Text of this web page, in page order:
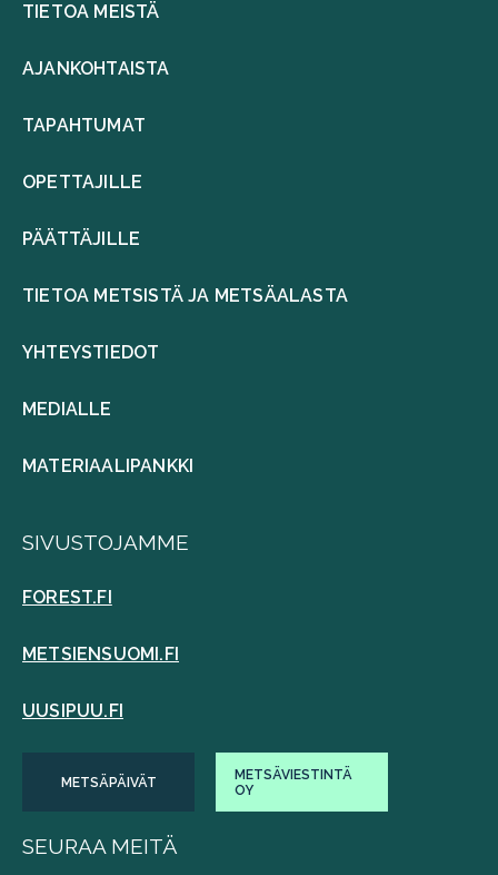
TIETOA MEISTÄ
AJANKOHTAISTA
TAPAHTUMAT
OPETTAJILLE
PÄÄTTÄJILLE
TIETOA METSISTÄ JA METSÄALASTA
YHTEYSTIEDOT
MEDIALLE
MATERIAALIPANKKI
SIVUSTOJAMME
FOREST.FI
METSIENSUOMI.FI
UUSIPUU.FI
METSÄPÄIVÄT
METSÄVIESTINTÄ
OY
SEURAA MEITÄ